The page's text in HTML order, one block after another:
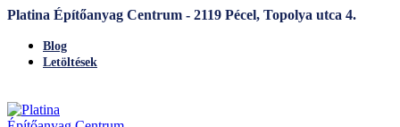
Platina Építőanyag Centrum - 2119 Pécel, Topolya utca 4.
Blog
Letöltések